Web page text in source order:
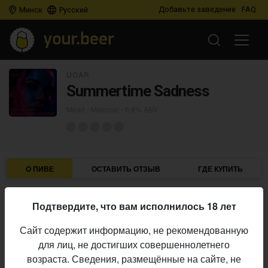
Минск Русский Добавьте заведение FAQ
Summertime Sadness
О ПИВЕ ОСТАВИТЬ ОТЗЫВ ГДЕ КУПИТЬ
Пивоварня:
Алкоголь:
6,8%
Начало
выпуска:
03.07.2025
Подтвердите, что вам исполнилось 18 лет
Сайт содержит информацию, не рекомендованную
для лиц, не достигших совершеннолетнего
возраста. Сведения, размещённые на сайте, не